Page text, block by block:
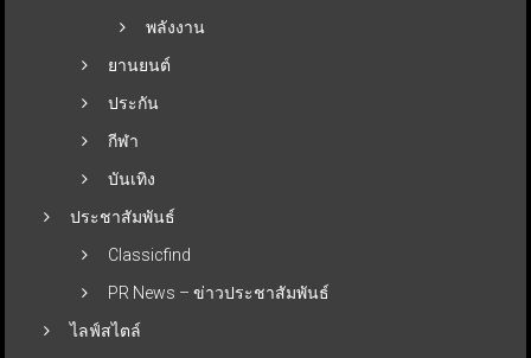
พลังงาน
ยานยนต์
ประกัน
กีฬา
บันเทิง
ประชาสัมพันธ์
Classicfind
PR News – ข่าวประชาสัมพันธ์
ไลฟ์สไตล์